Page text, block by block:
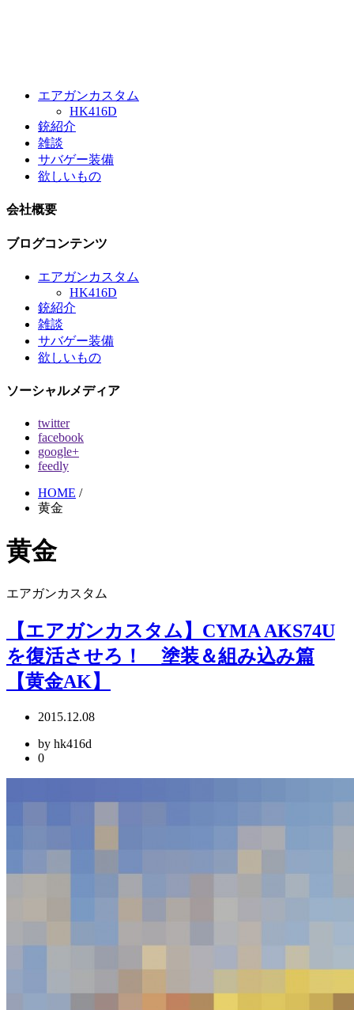
エアガンカスタム
HK416D
銃紹介
雑談
サバゲー装備
欲しいもの
会社概要
ブログコンテンツ
エアガンカスタム
HK416D
銃紹介
雑談
サバゲー装備
欲しいもの
ソーシャルメディア
twitter
facebook
google+
feedly
HOME /
黄金
黄金
エアガンカスタム
【エアガンカスタム】CYMA AKS74U
を復活させろ！ 塗装＆組み込み篇
【黄金AK】
2015.12.08
by hk416d
0